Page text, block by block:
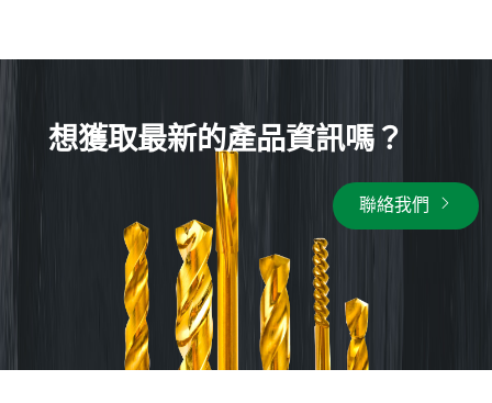
想獲取最新的產品資訊嗎？
聯絡我們